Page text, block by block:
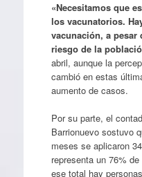
«Necesitamos que
los vacunatorios.
vacunación, a pesar
riesgo de la
abril, aunque la
cambió en estas
aumento de casos.
Por su parte, el
Barrionuevo sostuvo
meses se aplicaron
representa un 76%
ese total hay